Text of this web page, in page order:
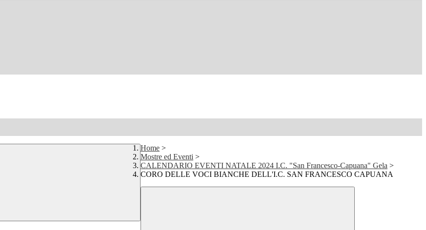
Home >
Mostre ed Eventi >
CALENDARIO EVENTI NATALE 2024 I.C. "San Francesco-Capuana" Gela >
CORO DELLE VOCI BIANCHE DELL'I.C. SAN FRANCESCO CAPUANA